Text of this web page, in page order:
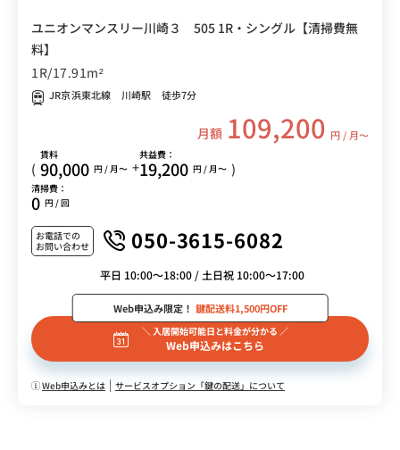
ユニオンマンスリー川崎３ 505 1R・シングル【清掃費無
料】
1R/17.91m²
JR京浜東北線 川崎駅 徒歩7分
月額 109,200 円 / 月〜
(
賃料
90,000 円 / 月〜 +
共益費：
19,200 円 / 月〜 )
清掃費：
0 円 / 回
お電話での
お問い合わせ
050-3615-6082
平日 10:00～18:00 / 土日祝 10:00～17:00
＼ 入居開始可能日と料金が分かる ／
Web申込みはこちら
Web申込み限定！ 鍵配送料1,500円OFF
Web申込みとは サービスオプション「鍵の配送」について